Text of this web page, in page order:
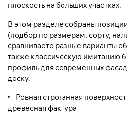
плоскость на больших участках.
В этом разделе собраны
(подбор по размерам, сорту,
сравниваете разные варианты
также классическую имитацию
профиль для современных
доску.
Ровная строганная
древесная фактура